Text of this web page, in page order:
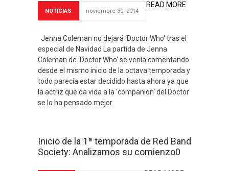
NOTICIAS noviembre 30, 2014
Jenna Coleman no dejará ‘Doctor Who‘ tras el
especial de Navidad La partida de Jenna
Coleman de ‘Doctor Who‘ se venía comentando
desde el mismo inicio de la octava temporada y
todo parecía estar decidido hasta ahora ya que
la actriz que da vida a la ‘companion‘ del Doctor
se lo ha pensado mejor
READ MORE
Inicio de la 1ª temporada de Red Band
Society: Analizamos su comienzo0